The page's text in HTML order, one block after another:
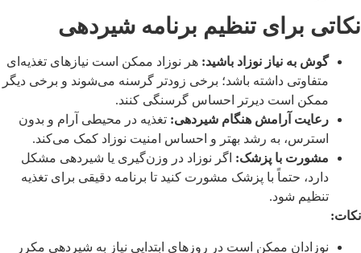
نکاتی برای تنظیم برنامه شیردهی
گوش به نیاز نوزاد باشید: هر نوزاد ممکن است نیازهای تغذیه‌ای
متفاوتی داشته باشد؛ برخی زودتر گرسنه می‌شوند و برخی دیگر
ممکن است دیرتر احساس گرسنگی کنند.
رعایت آرامش هنگام شیردهی: تغذیه در محیطی آرام و بدون
استرس، به رشد بهتر و احساس امنیت نوزاد کمک می‌کند.
مشورت با پزشک: اگر نوزاد در وزن‌گیری یا شیردهی مشکل
دارد، حتماً با پزشک مشورت کنید تا برنامه دقیقی برای تغذیه
تنظیم شود.
نکات:
نوزادان ممکن است در روزهای ابتدایی نیاز به شیردهی مکرر